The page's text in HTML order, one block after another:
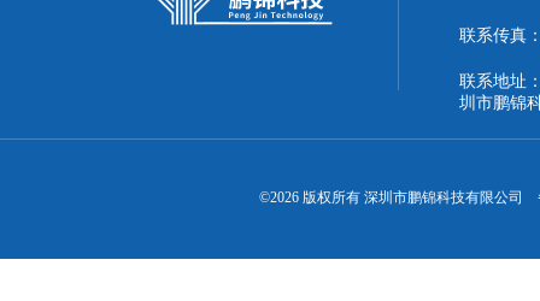
联系传真
联系地址
圳市鹏锦
©2026 版权所有 深圳市鹏锦科技有限公司